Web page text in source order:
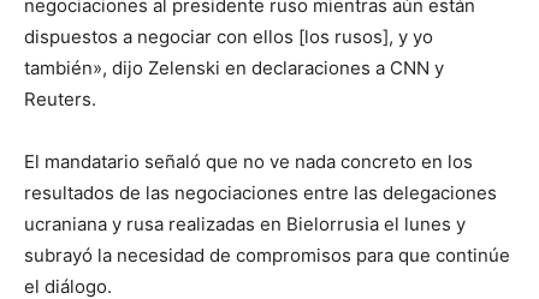
negociaciones al presidente ruso mientras aún están
dispuestos a negociar con ellos [los rusos], y yo
también», dijo Zelenski en declaraciones a CNN y
Reuters.
El mandatario señaló que no ve nada concreto en los
resultados de las negociaciones entre las delegaciones
ucraniana y rusa realizadas en Bielorrusia el lunes y
subrayó la necesidad de compromisos para que continúe
el diálogo.